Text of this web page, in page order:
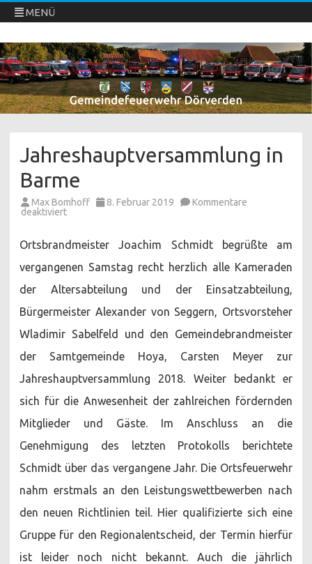
MENÜ
Freiwillige Feuerwehren Dörverden
Direkt
zum
Inhalt
springen
Jahreshauptversammlung in
Barme
Max Bomhoff 8. Februar 2019
Kommentare
deaktiviertfür
Barme
Ortsbrandmeister Joachim Schmidt begrüßte am
vergangenen Samstag recht herzlich alle Kameraden
der Altersabteilung und der Einsatzabteilung,
Bürgermeister Alexander von Seggern, Ortsvorsteher
Wladimir Sabelfeld und den Gemeindebrandmeister
der Samtgemeinde Hoya, Carsten Meyer zur
Jahreshauptversammlung 2018. Weiter bedankt er
sich für die Anwesenheit der zahlreichen fördernden
Mitglieder und Gäste. Im Anschluss an die
Genehmigung des letzten Protokolls berichtete
Schmidt über das vergangene Jahr. Die Ortsfeuerwehr
nahm erstmals an den Leistungswettbewerben nach
den neuen Richtlinien teil. Hier qualifizierte sich eine
Gruppe für den Regionalentscheid, der Termin hierfür
ist leider noch nicht bekannt. Auch die jährlich